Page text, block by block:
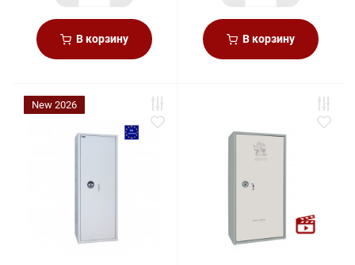
В корзину В корзину
New 2026